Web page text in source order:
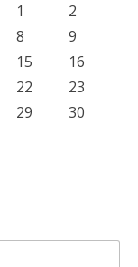
1
2
8
9
15
16
22
23
29
30